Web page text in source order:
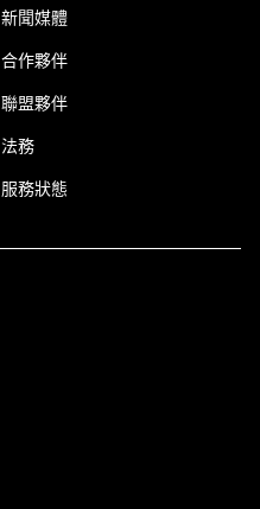
新聞媒體
合作夥伴
聯盟夥伴
法務
服務狀態